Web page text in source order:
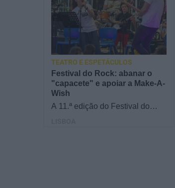
Festival do Rock: abanar o
"capacete" e apoiar a Make-A-
Wish
A 11.ª edição do Festival do
TEATRO E ESPETÁCULOS